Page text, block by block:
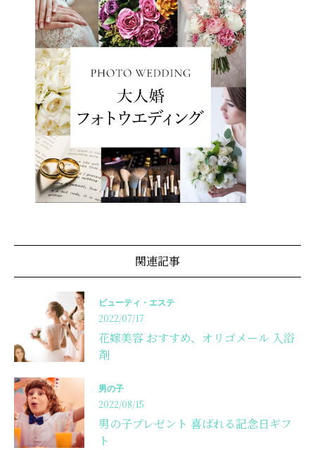
関連記事
ビューティ・エステ
2022/07/17
花嫁美容 おすすめ、オリゴメール 入浴
剤
男の子
2022/08/15
男の子プレゼント 喜ばれる記念日ギフ
ト